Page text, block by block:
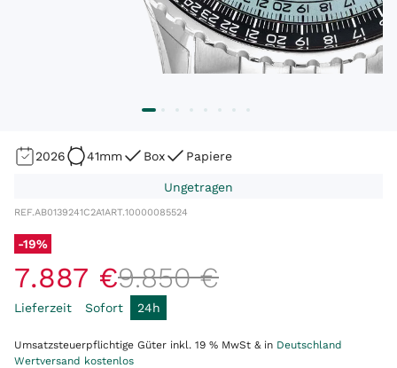
2026 41mm Box Papiere
Ungetragen
REF.AB0139241C2A1ART.10000085524
-19%
7.887 €9.850 €
Lieferzeit Sofort 24h
Umsatzsteuerpflichtige Güter inkl. 19 % MwSt & in Deutschland
Wertversand kostenlos